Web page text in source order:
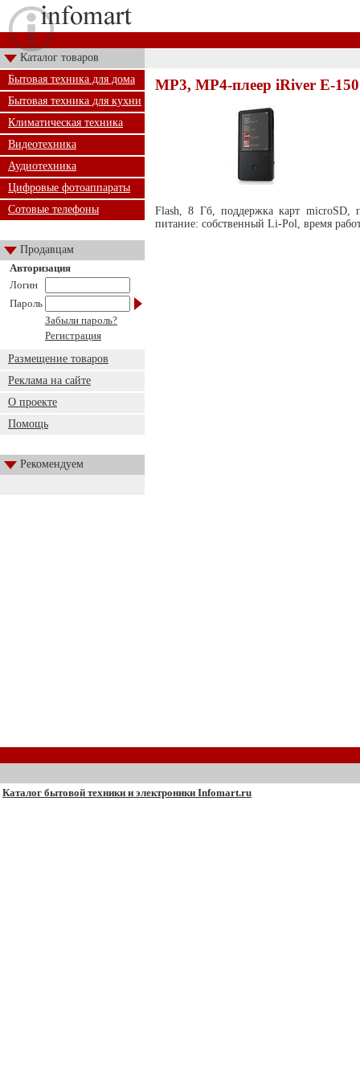
Каталог товаров
Бытовая техника для дома
Бытовая техника для кухни
Климатическая техника
Видеотехника
Аудиотехника
Цифровые фотоаппараты
Сотовые телефоны
Продавцам
Авторизация
Логин
Пароль
Забыли пароль?
Регистрация
Размещение товаров
Реклама на сайте
О проекте
Помощь
Рекомендуем
MP3, MP4-плеер iRiver E-150
Flash, 8 Гб, поддержка карт microSD,
питание: собственный Li-Pol, время
Каталог бытовой техники и электроники Infomart.ru